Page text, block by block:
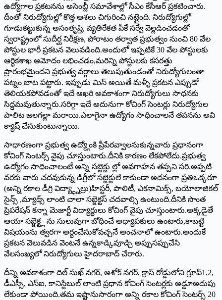
ఉద్యోగాల ప్రకటనను అసెంబ్లీ సమావేశాల్లో సీఎం కేసీఆర్‌ ‌ప్రకటించారు.
దీంతో నిరుద్యోగుల్లో కొత్త ఆశలు చిగురించి నట్లైంది. నిరుద్యోగుల్లో
గూడుకట్టుకున్న అసంతృప్తి, వ్యతిరేకత పీకే సర్వే వెల్లడించడంతో
స్వరాష్ట్రంలో సుదీర్ఘ నిరీక్షణ, పోరాటం తర్వాత ప్రభుత్వం నుంచి 80 వేల
పోస్టుల భారీ ప్రకటన వెలువడింది.అందులో ఇప్పటికే 30 వేల పోస్టులకు
ఆర్ధికశాఖ ఆమోదం లభించడం,మరిన్ని పోస్టులకు కసరత్తు
ప్రారంభమైందని ప్రభుత్వ వర్గాలు తెలుపుతుండంతో నిరుద్యోగులంతా
పట్నం బాట పట్టారు. ఇప్పుడు మిస్‌ అయితే మళ్ళీ ప్రకటన ఎప్పుడో
తెలియకపోవడంతో ఇదే ఆఖరి అవకాశంగా నిరుద్యోగులు సాధనకు
సిద్ధమవుతున్నారు.సరిగ్గా ఇదే అదునుగా కోచింగ్‌ ‌సెంటర్లు నిరుద్యోగుల
పాలిట జలగల్లా మరాయి.ఎలాగైనా ఉద్యోగం సాధించాలనే తపనను అవి
క్యాష్‌ ‌చేసుకుంటున్నాయి.
సాధారణంగా ప్రభుత్వ ఉద్య్గోంకి ప్రీపేరవ్వాలనుకున్నవారు ప్రధానంగా
కోచింగ్‌ ‌సెంటర్స్ ‌వైపు చూస్తుంటారు.దీనికి కారణం లేకపోలేదు.ప్రభుత్వ
ఉద్యోగం సాధించాలంటే అన్ని సబ్జెక్టు ల్లో అవగాహన తప్పని సరి.అప్పటి
వరకు వారు చదవుకున్న డిగ్రీలో సబ్జెక్టులే కాకుండా అదనంగా ప్రతిఒక్కరూ
(అన్ని రకాల డీగ్రి విద్య్ధ్నాల్రు)హిస్టరీ, పాలిటీ, ఎకనామిక్స్, ‌బయోలాజికల్‌
‌సైన్స్ ,‌మ్యాథ్స్ ‌లాంటి చాలా సబ్జెక్టస్ ‌చదవాల్సి ఉంటుంది.దీనికి సొంత
ప్రిపరేషన్‌ ‌కన్నా మెజార్టీ విద్యార్ధులు కోచింగ్‌ ‌వైపు చూస్తుంటారు.అక్కడైతే
ఆయా సబ్జెక్ట్ల ను సులువుగా బోధించే అధ్యాపకులు ఉంటారు,కాబట్టి
విషయంను త్వరగా అర్ధంచేసుకోవచ్చనే అంచనాలో ఉంటారు.అందుకే
ప్రకటన వెలువడిన వెంటనే ఉన్నకాడ్కివూడ్చి అప్పుసప్పుచేసి
వేలసంఖ్యలో నిరుద్యోగులు హైదరాబాద్‌ ‌చేరారు.
దీన్ని అవకాశంగా దిల్‌ ‌సుఖ్‌ ‌నగర్‌, అశోక్‌ ‌నగర్‌, ‌క్రాస్‌ ‌రోడ్డులోని గ్రూప్‌1,2,
‌డీఎస్సీ, ఎస్‌ఐ, ‌కానిస్టేబుల్‌ ‌లాంటి ప్రధాన కోచింగ్‌ ‌సెంటర్లకు అడ్డూఅదుపు
లేకుండా పోయింది.తమ ఇష్టానుసారంగా అన్ని రకాల కోచింగ్‌ ‌సెంటర్స్ 20